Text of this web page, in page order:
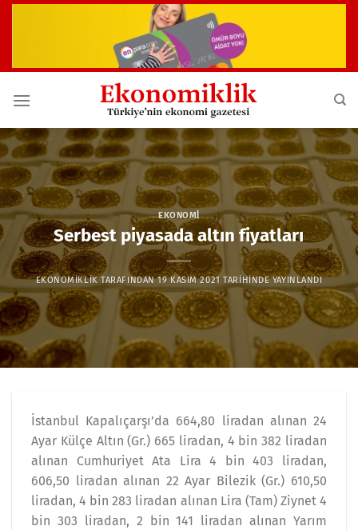
EKONOMI
Serbest piyasada altın fiyatları
EKONOMIKLIK TARAFINDAN 19 KASIM 2021 TARIHINDE YAYINLANDI
İstanbul Kapalıçarşı’da 664,80 liradan alınan 24
Ayar Külçe Altın (Gr.) 665 liradan, 4 bin 382 liradan
alınan Cumhuriyet Ata Lira 4 bin 403 liradan,
606,50 liradan alınan 22 Ayar Bilezik (Gr.) 610,50
liradan, 4 bin 283 liradan alınan Lira (Tam) Ziynet 4
bin 303 liradan, 2 bin 141 liradan alınan Yarım